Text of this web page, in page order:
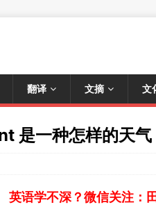
翻译 文摘 文
是一种怎样的天气
英语学不深？微信关注：